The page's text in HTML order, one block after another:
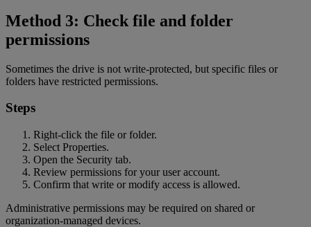
Method 3: Check file and folder
permissions
Sometimes the drive is not write-protected, but specific files or
folders have restricted permissions.
Steps
Right-click the file or folder.
Select Properties.
Open the Security tab.
Review permissions for your user account.
Confirm that write or modify access is allowed.
Administrative permissions may be required on shared or
organization-managed devices.